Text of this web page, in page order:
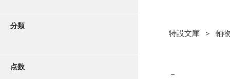
分類
特設文庫 ＞ 軸
点数
－